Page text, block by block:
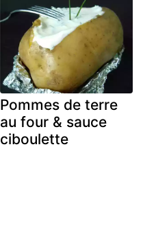
Pommes de terre
au four & sauce
ciboulette